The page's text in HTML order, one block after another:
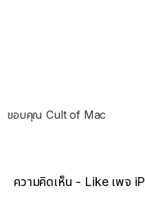
ขอบคุณ Cult of Mac
ความคิดเห็น - Like เพจ